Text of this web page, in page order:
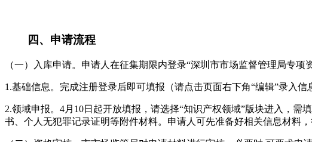
四、申请流程
（一）入库申请。申请人在征集期限内登录“深圳市市场监督管理局专
1.基础信息。完成注册登录后即可填报（请点击页面右下角“编辑”录入信
2.领域申报。4月10日起开放填报，请选择“知识产权领域”版块进入，
书、个人无犯罪记录证明等附件材料。申请人可先准备好相关信息材料